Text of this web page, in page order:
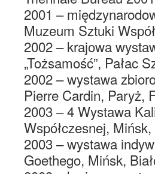
2001 –
Muzeum Sztuki
2002 – krajowa
„Tożsamość”, Pałac
2002 – wystawa
Pierre Cardin, Paryż,
2003 – 4 Wystawa
Współczesnej, Mińsk,
2003 – wystawa
Goethego, Mińsk,